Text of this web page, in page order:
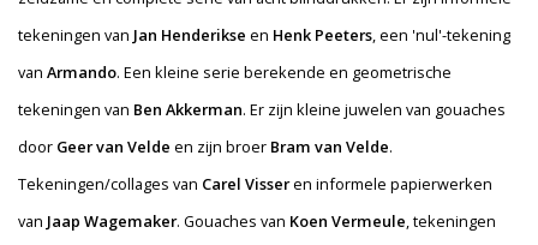
tekeningen van Jan Henderikse en Henk Peeters , een 'nul'-tekening
van Armando. Een kleine serie berekende en geometrische
tekeningen van Ben Akkerman. Er zijn kleine juwelen van gouaches
door Geer van Velde en zijn broer Bram van Velde.
Tekeningen/collages van Carel Visseren informele papierwerken
van Jaap Wagemaker. Gouaches van Koen Vermeule , tekeningen